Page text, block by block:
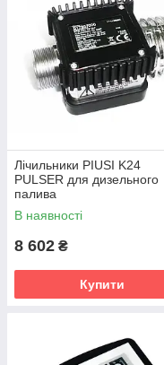
Лічильники PIUSI K24
PULSER для дизельного
палива
В наявності
8 602 ₴
Купити